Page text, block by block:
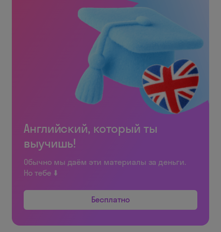
Английский, который ты
выучишь!
Обычно мы даём эти материалы за деньги.
Но тебе ⬇️
Бесплатно